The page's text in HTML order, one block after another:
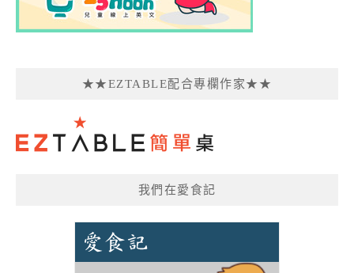
★★EZTABLE配合專欄作家★★
我們在愛食記